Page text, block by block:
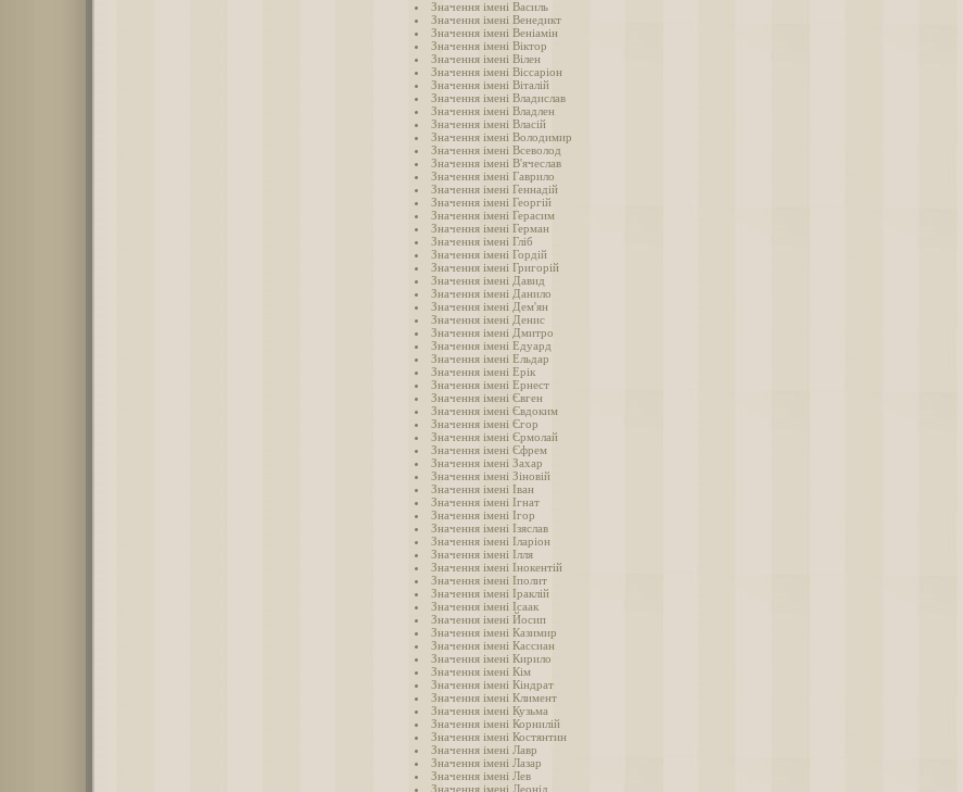
Значення імені Василь
Значення імені Венедикт
Значення імені Веніамін
Значення імені Віктор
Значення імені Вілен
Значення імені Віссаріон
Значення імені Віталій
Значення імені Владислав
Значення імені Владлен
Значення імені Власій
Значення імені Володимир
Значення імені Всеволод
Значення імені В'ячеслав
Значення імені Гаврило
Значення імені Геннадій
Значення імені Георгій
Значення імені Герасим
Значення імені Герман
Значення імені Гліб
Значення імені Гордій
Значення імені Григорій
Значення імені Давид
Значення імені Данило
Значення імені Дем'ян
Значення імені Денис
Значення імені Дмитро
Значення імені Едуард
Значення імені Ельдар
Значення імені Ерік
Значення імені Ернест
Значення імені Євген
Значення імені Євдоким
Значення імені Єгор
Значення імені Єрмолай
Значення імені Єфрем
Значення імені Захар
Значення імені Зіновій
Значення імені Іван
Значення імені Ігнат
Значення імені Ігор
Значення імені Ізяслав
Значення імені Іларіон
Значення імені Ілля
Значення імені Інокентій
Значення імені Іполит
Значення імені Іраклій
Значення імені Ісаак
Значення імені Йосип
Значення імені Казимир
Значення імені Кассиан
Значення імені Кирило
Значення імені Кім
Значення імені Кіндрат
Значення імені Климент
Значення імені Кузьма
Значення імені Корнилій
Значення імені Костянтин
Значення імені Лавр
Значення імені Лазар
Значення імені Лев
Значення імені Леонід